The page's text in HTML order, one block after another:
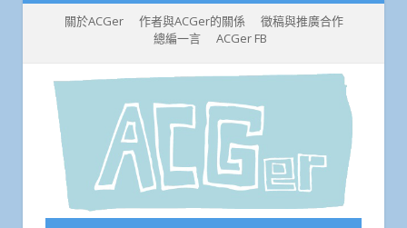
關於ACGer 作者與ACGer的關係
徵稿與推廣合作
總編一言
ACGer FB